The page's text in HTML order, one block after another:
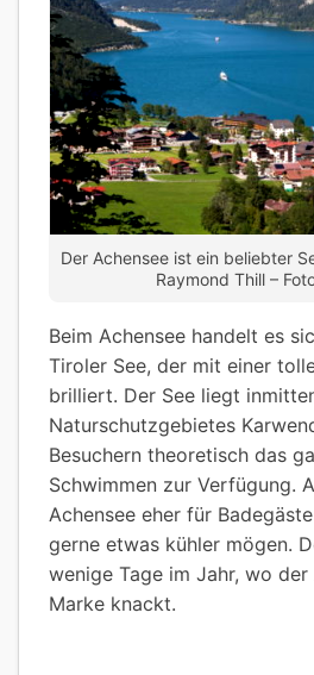
Der Achensee ist ein beliebter
Raymond Thill –
Beim Achensee handelt es
Tiroler See, der mit einer
brilliert. Der See liegt
Naturschutzgebietes
Besuchern theoretisch das
Schwimmen zur Verfügung.
Achensee eher für
gerne etwas kühler mögen.
wenige Tage im Jahr, wo
Marke knackt.